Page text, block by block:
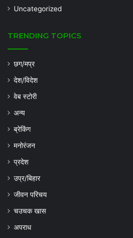
Uncategorized
TRENDING TOPICS
छग/मप्र
देश/विदेश
वेब स्टोरी
अन्य
ब्रेकिंग
मनोरंजन
प्रदेश
उप्र/बिहार
जीवन परिचय
चउचक खास
अपराध